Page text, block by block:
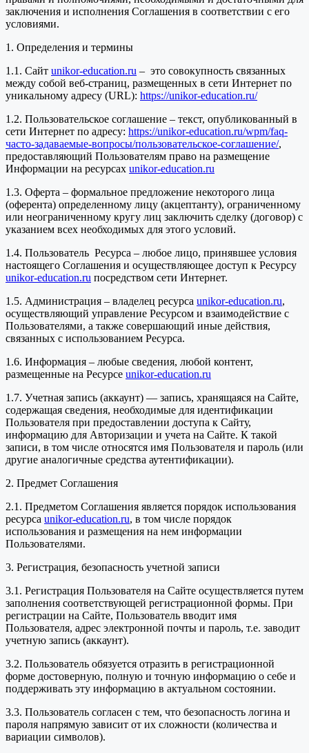
заключения и исполнения Соглашения в соответствии с его
условиями.
1. Определения и термины
1.1. Сайт unikor-education.ru – это совокупность связанных
между собой веб-страниц, размещенных в сети Интернет по
уникальному адресу (URL): https://unikor-education.ru/
1.2. Пользовательское соглашение – текст, опубликованный в
сети Интернет по адресу: https://unikor-education.ru/wpm/faq-
часто-задаваемые-вопросы/пользовательское-соглашение/,
предоставляющий Пользователям право на размещение
Информации на ресурсах unikor-education.ru
1.3. Оферта – формальное предложение некоторого лица
(оферента) определенному лицу (акцептанту), ограниченному
или неограниченному кругу лиц заключить сделку (договор) с
указанием всех необходимых для этого условий.
1.4. Пользователь Ресурса – любое лицо, принявшее условия
настоящего Соглашения и осуществляющее доступ к Ресурсу
unikor-education.ru посредством сети Интернет.
1.5. Администрация – владелец ресурса unikor-education.ru,
осуществляющий управление Ресурсом и взаимодействие с
Пользователями, а также совершающий иные действия,
связанных с использованием Ресурса.
1.6. Информация – любые сведения, любой контент,
размещенные на Ресурсе unikor-education.ru
1.7. Учетная запись (аккаунт) — запись, хранящаяся на Сайте,
содержащая сведения, необходимые для идентификации
Пользователя при предоставлении доступа к Сайту,
информацию для Авторизации и учета на Сайте. К такой
записи, в том числе относятся имя Пользователя и пароль (или
другие аналогичные средства аутентификации).
2. Предмет Соглашения
2.1. Предметом Соглашения является порядок использования
ресурса unikor-education.ru, в том числе порядок
использования и размещения на нем информации
Пользователями.
3. Регистрация, безопасность учетной записи
3.1. Регистрация Пользователя на Сайте осуществляется путем
заполнения соответствующей регистрационной формы. При
регистрации на Сайте, Пользователь вводит имя
Пользователя, адрес электронной почты и пароль, т.е. заводит
учетную запись (аккаунт).
3.2. Пользователь обязуется отразить в регистрационной
форме достоверную, полную и точную информацию о себе и
поддерживать эту информацию в актуальном состоянии.
3.3. Пользователь согласен с тем, что безопасность логина и
пароля напрямую зависит от их сложности (количества и
вариации символов).